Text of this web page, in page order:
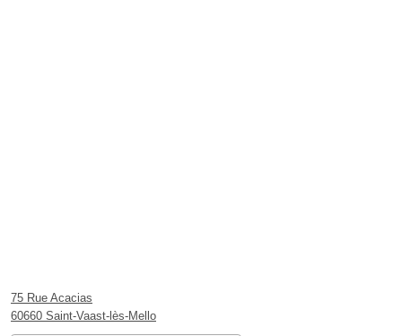
75 Rue Acacias
60660 Saint-Vaast-lès-Mello